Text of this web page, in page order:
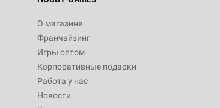
О магазине
Франчайзинг
Игры оптом
Корпоративные подарки
Работа у нас
Новости